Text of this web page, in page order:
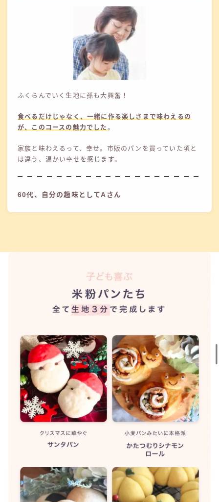
ふくらんでいく生地に孫も大興奮！
食べるだけじゃなく、一緒に作る楽しさまで味わえるの
が、このコースの魅力でした 。
家族と味わえるって、幸せ。市販のパンを買っていた頃と
は違う、温かい幸せを感じます。
60代、自分の趣味としてAさん